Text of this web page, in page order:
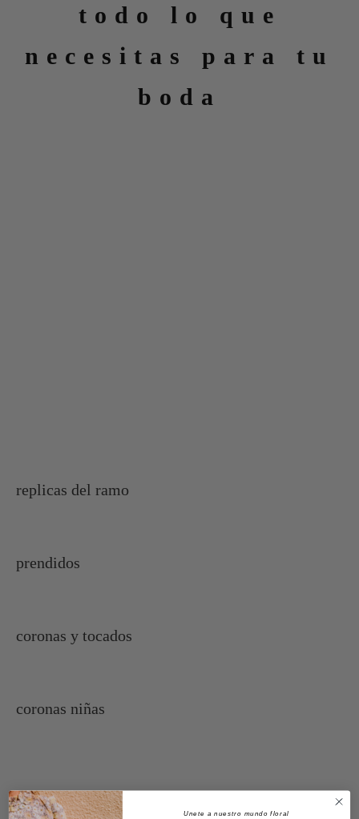
todo lo que
necesitas para tu
boda
replicas del ramo
prendidos
coronas y tocados
coronas niñas
Unete a nuestro mundo floral